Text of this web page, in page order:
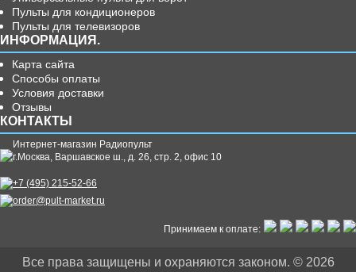
Пульты для кондиционеров
Пульты для телевизоров
ИНФОРМАЦИЯ.
Карта сайта
Способы оплаты
Условия доставки
Отзывы
КОНТАКТЫ
Интернет-магазин Радиопульт
г.Москва, Варшавское ш., д. 26, стр. 2, офис 10
+7 (495) 215-52-66
order@pult-market.ru
Принимаем к оплате:
Все права защищены и охраняются законом. © 2026